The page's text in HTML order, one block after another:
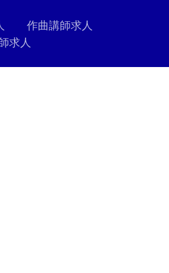
作曲講師求人
求人